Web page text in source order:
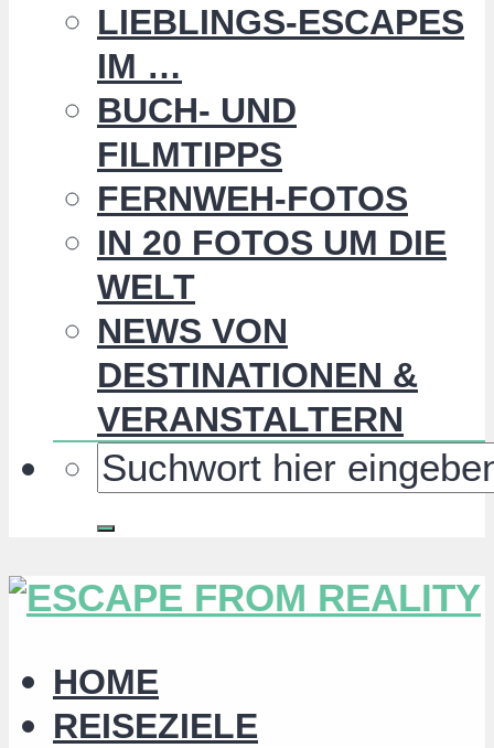
LIEBLINGS-ESCAPES
IM …
BUCH- UND
FILMTIPPS
FERNWEH-FOTOS
IN 20 FOTOS UM DIE
WELT
NEWS VON
DESTINATIONEN &
VERANSTALTERN
HOME
REISEZIELE